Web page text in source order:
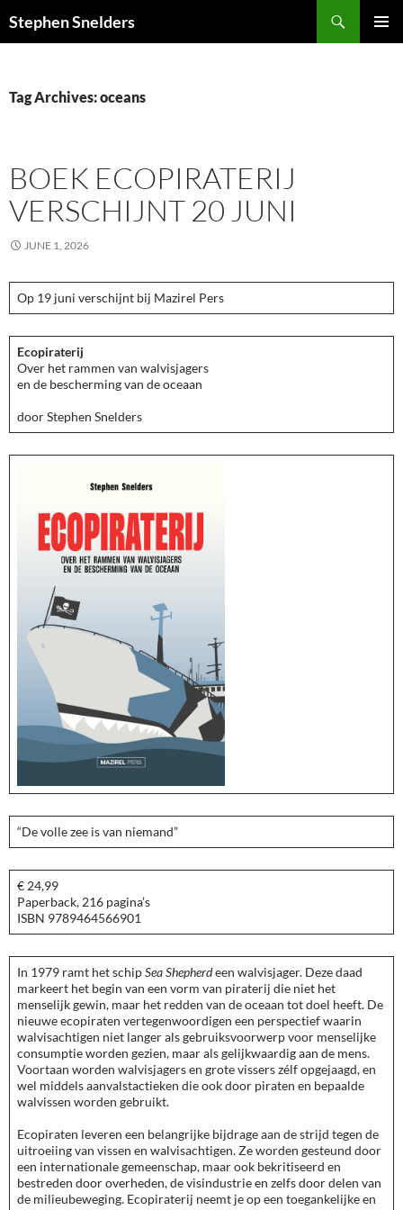
Stephen Snelders
Tag Archives: oceans
BOEK ECOPIRATERIJ
VERSCHIJNT 20 JUNI
JUNE 1, 2026
Op 19 juni verschijnt bij Mazirel Pers
Ecopiraterij
Over het rammen van walvisjagers
en de bescherming van de oceaan
door Stephen Snelders
“De volle zee is van niemand”
€ 24,99
Paperback, 216 pagina’s
ISBN 9789464566901
In 1979 ramt het schipSea Shepherdeen walvisjager. Deze daad
markeert het begin van een vorm van piraterij die niet het
menselijk gewin, maar het redden van de oceaan tot doel heeft. De
nieuwe ecopiraten vertegenwoordigen een perspectief waarin
walvisachtigen niet langer als gebruiksvoorwerp voor menselijke
consumptie worden gezien, maar als gelijkwaardig aan de mens.
Voortaan worden walvisjagers en grote vissers zélf opgejaagd, en
wel middels aanvalstactieken die ook door piraten en bepaalde
walvissen worden gebruikt.
Ecopiraten leveren een belangrijke bijdrage aan de strijd tegen de
uitroeiing van vissen en walvisachtigen. Ze worden gesteund door
een internationale gemeenschap, maar ook bekritiseerd en
bestreden door overheden, de visindustrie en zelfs door delen van
de milieubeweging. Ecopiraterij neemt je op een toegankelijke en